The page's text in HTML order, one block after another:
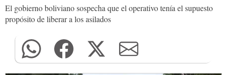
El gobierno boliviano sospecha que el operativo tenía el supuesto
propósito de liberar a los asilados